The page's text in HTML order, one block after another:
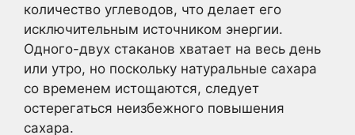
количество углеводов, что делает его
исключительным источником энергии.
Одного-двух стаканов хватает на весь день
или утро, но поскольку натуральные сахара
со временем истощаются, следует
остерегаться неизбежного повышения
сахара.